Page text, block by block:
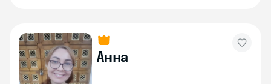
Анна